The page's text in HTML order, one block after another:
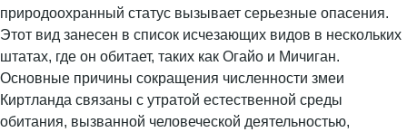
природоохранный статус вызывает серьезные опасения.
Этот вид занесен в список исчезающих видов в нескольких
штатах, где он обитает, таких как Огайо и Мичиган.
Основные причины сокращения численности змеи
Киртланда связаны с утратой естественной среды
обитания, вызванной человеческой деятельностью,